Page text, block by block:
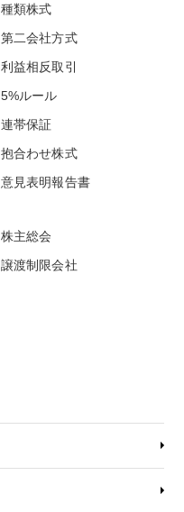
種類株式
第二会社方式
利益相反取引
5%ルール
連帯保証
抱合わせ株式
意見表明報告書
株主総会
譲渡制限会社